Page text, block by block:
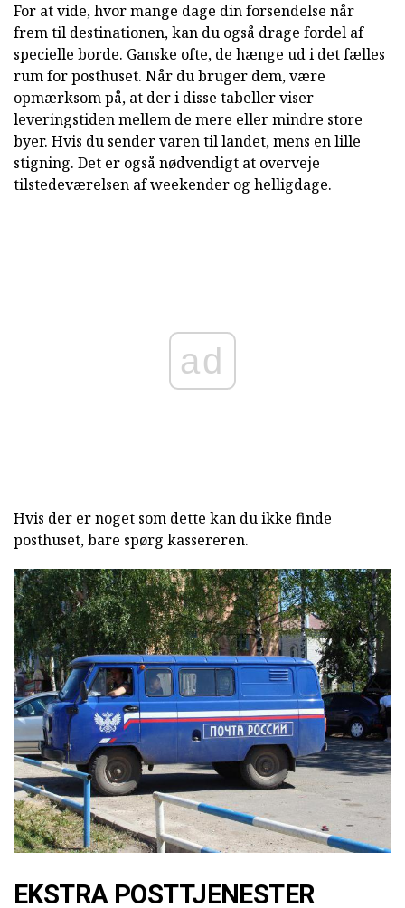
For at vide, hvor mange dage din forsendelse når
frem til destinationen, kan du også drage fordel af
specielle borde. Ganske ofte, de hænge ud i det fælles
rum for posthuset. Når du bruger dem, være
opmærksom på, at der i disse tabeller viser
leveringstiden mellem de mere eller mindre store
byer. Hvis du sender varen til landet, mens en lille
stigning. Det er også nødvendigt at overveje
tilstedeværelsen af weekender og helligdage.
ad
Hvis der er noget som dette kan du ikke finde
posthuset, bare spørg kassereren.
EKSTRA POSTTJENESTER